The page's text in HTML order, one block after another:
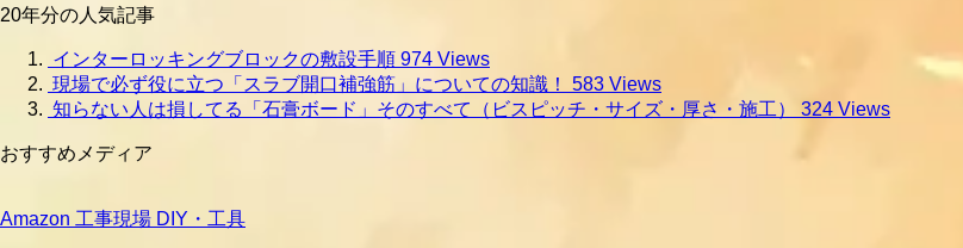
20年分の人気記事
インターロッキングブロックの敷設手順 974 Views
現場で必ず役に立つ「スラブ開口補強筋」についての知識！
583 Views
知らない人は損してる「石膏ボード」そのすべて（ビスピッチ・サイズ・厚さ・施工）
324 Views
おすすめメディア
Amazon 工事現場 DIY・工具